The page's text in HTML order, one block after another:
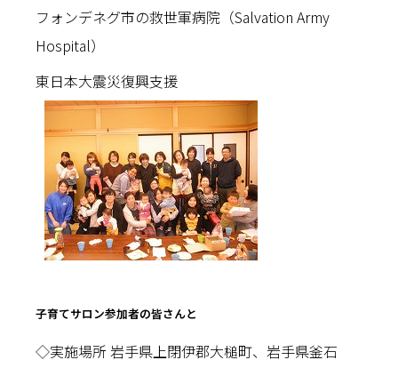
フォンデネグ市の救世軍病院（Salvation Army
Hospital）
東日本大震災復興支援
子育てサロン参加者の皆さんと
◇実施場所 岩手県上閉伊郡大槌町、岩手県釜石